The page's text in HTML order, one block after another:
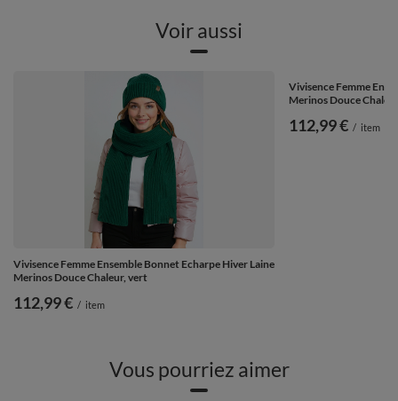
Voir aussi
Vivisence Femme Ensemble Bonnet Echarpe Hiver Laine
Merinos Douce Chaleur, vert
112,99 € / item
Vivisence Femme
Merinos Douce
112,99 € / item
Vous pourriez aimer